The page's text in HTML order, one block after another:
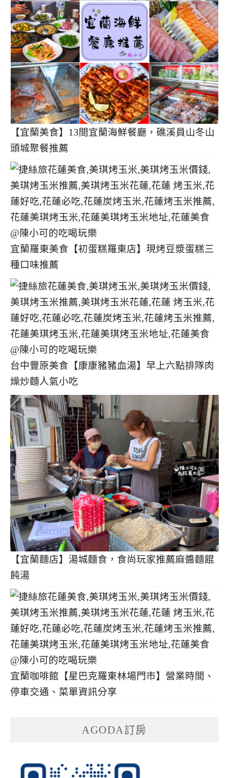
【宜蘭美食】13間宜蘭海鮮餐廳，礁溪員山冬山
頭城聚餐推薦
宜蘭羅東美食【初蛋糕羅東店】現烤豆漿蛋糕三
種口味推薦
台中豐原美食【康康豬豬血湯】早上六點排隊肉
燥炒麵人氣小吃
【宜蘭麵店】湯城麵食，食尚玩家推薦麻醬麵餛
飩湯
宜蘭咖啡館【星巴克羅東林場門市】營業時間、
停車交通、菜單資訊分享
AGODA訂房